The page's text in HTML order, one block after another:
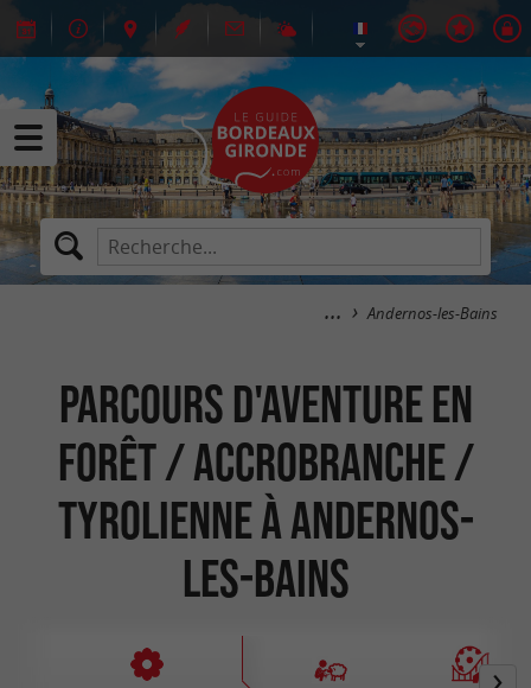
Andernos-les-Bains
Parcours d'aventure en
forêt / Accrobranche /
Tyrolienne à Andernos-
les-Bains